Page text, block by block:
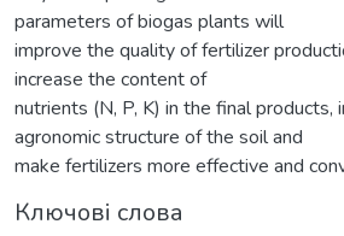
parameters of biogas plants will
improve the quality of fertilizer
increase the content of
nutrients (N, P, K) in the final products,
agronomic structure of the soil and
make fertilizers more effective and
Ключові слова